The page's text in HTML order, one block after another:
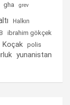
gha grev
Halkın
ibrahim gökçek
polis
yunanistan